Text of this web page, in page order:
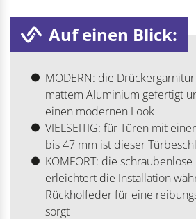
Auf einen Blick:
MODERN: die
mattem Aluminium gefertigt
einen modernen Look
VIELSEITIG: für Türen mit
bis 47 mm ist dieser
KOMFORT: die
erleichtert die Installation
Rückholfeder für eine
sorgt